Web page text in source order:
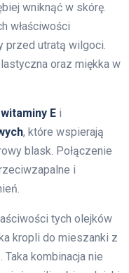
wniknąć w skórę.
właściwości
przed utratą wilgoci.
oraz miękka w
witaminy E i
, które wspierają
blask. Połączenie
i
tych olejków
kropli do mieszanki z
kombinacja nie